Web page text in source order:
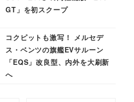
GT」を初スクープ
コクピットも激写！ メルセデ
ス・ベンツの旗艦EVサルーン
「EQS」改良型、内外を大刷新
へ